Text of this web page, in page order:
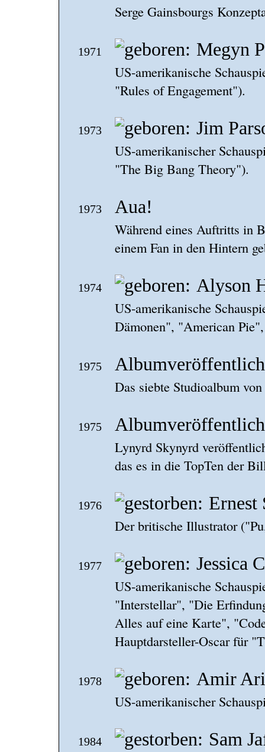
Serge Gainsbourgs
1971 Megyn
US-amerikanische
"Rules of Engagement").
1973 Jim
US-amerikanischer
"The Big Bang Theory").
1973 Aua!
Während eines Auftritts in
einem Fan in den Hintern
1974 Alyson
US-amerikanische
Dämonen", "American
1975
Das siebte Studioalbum
1975
Lynyrd Skynyrd
das es in die TopTen der
1976 Ernest
Der britische Illustrator
1977 Jessica
US-amerikanische
"Interstellar", "Die
Alles auf eine Karte",
Hauptdarsteller-Oscar für
1978 Amir
US-amerikanischer
1984 Sam